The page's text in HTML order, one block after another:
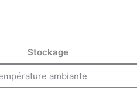
Stockage
ambiante